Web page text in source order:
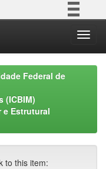
Participe
à informação
Legislação
Canais
Federal de
(ICBIM)
e Estrutural
to this item: